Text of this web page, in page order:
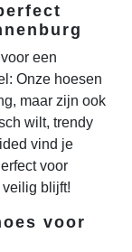
een
Onze hoesen
maar zijn ook
wilt, trendy
vind je
voor
blijft!
voor